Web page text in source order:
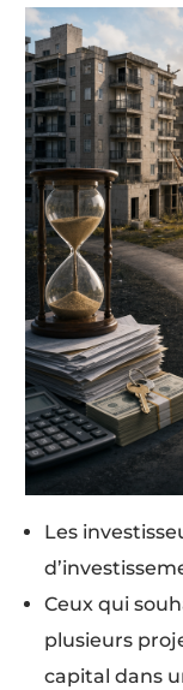
Les
Ceux qui
plusieurs
capital dans